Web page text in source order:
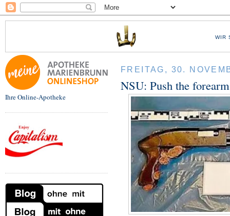
WIR
Ihre Online-Apotheke
FREITAG, 30.
NSU: Push the